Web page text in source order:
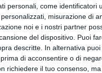
personali, come identificatori
misurazione di
noi e i nostri partner
del dispositivo. Puoi
descritte. In alternativa
di acconsentire o di
richiedere il tuo consenso,
una volta di più il
è anche
di calcio e soprattutto